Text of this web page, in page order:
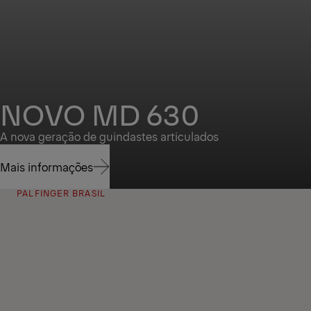
NOVO MD 630
A nova geração de guindastes articulados
Mais informações
PALFINGER BRASIL